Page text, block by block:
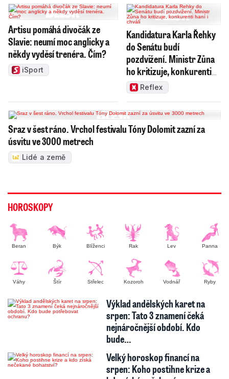
Artisu pomáhá divočák ze
Slavie: neumí moc anglicky a
někdy vyděsí trenéra. Čím?
iSport
Kandidatura Karla Řehky
do Senátu budí
pozdvižení. Ministr Zůna
ho kritizuje, konkurenti
haní i chválí
Reflex
Sraz v šest ráno. Vrchol festivalu Tóny Dolomit zazní za
úsvitu ve 3000 metrech
Lidé a země
HOROSKOPY
Beran Býk Blíženci Rak Lev Panna
Váhy Štír Střelec Kozoroh Vodnář Ryby
Výklad andělských karet na
srpen: Tato 3 znamení čeká
nejnáročnější období. Kdo
bude…
Velký horoskop financí na
srpen: Koho postihne krize a